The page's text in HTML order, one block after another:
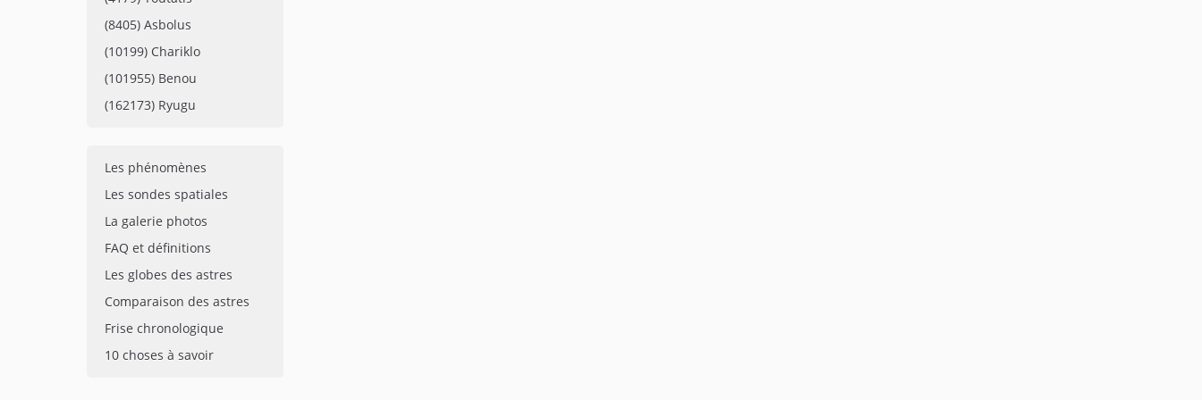
(8405) Asbolus
(10199) Chariklo
(101955) Benou
(162173) Ryugu
Les phénomènes
Les sondes spatiales
La galerie photos
FAQ et définitions
Les globes des astres
Comparaison des astres
Frise chronologique
10 choses à savoir